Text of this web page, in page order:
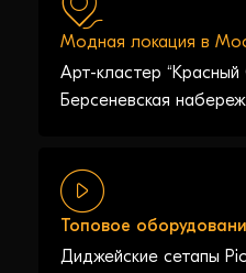
Модная локация в
Арт-кластер “Красный
Берсеневская
Топовое
Диджейские сетапы